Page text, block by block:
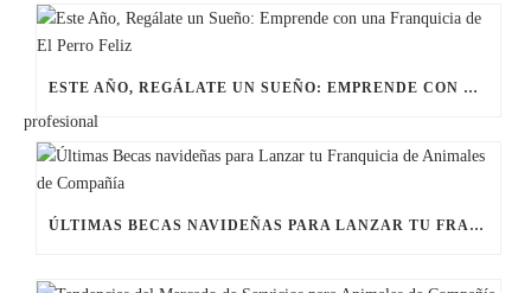
ESTE AÑO, REGÁLATE UN SUEÑO: EMPRENDE CON UNA FRANQUICIA DE EL PERRO FELIZ
ÚLTIMAS BECAS NAVIDEÑAS PARA LANZAR TU FRANQUICIA DE ANIMALES DE COMPAÑÍA